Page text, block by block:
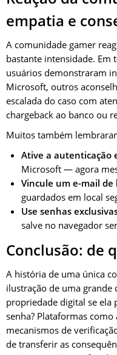
empatia e
A comunidade gamer
bastante intensidade. Em
usuários demonstraram
Microsoft, outros
escalada do caso com
chargeback ao banco ou
Muitos também
Ative a autenticação
Microsoft — agora
Vincule um e-mail
guardados em local
Use senhas
salve no navegador
Conclusão: de
A história de uma única
ilustração de uma grande
propriedade digital se ela
senha? Plataformas
mecanismos de
de transferir as